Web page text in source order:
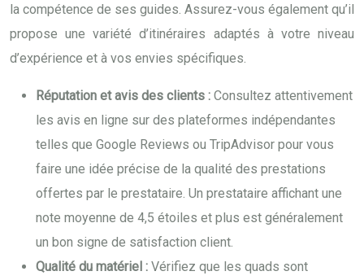
la compétence de ses guides. Assurez-vous également qu’il
propose une variété d’itinéraires adaptés à votre niveau
d’expérience et à vos envies spécifiques.
Réputation et avis des clients : Consultez attentivement
les avis en ligne sur des plateformes indépendantes
telles que Google Reviews ou TripAdvisor pour vous
faire une idée précise de la qualité des prestations
offertes par le prestataire. Un prestataire affichant une
note moyenne de 4,5 étoiles et plus est généralement
un bon signe de satisfaction client.
Qualité du matériel : Vérifiez que les quads sont